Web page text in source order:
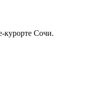
курорте Сочи.